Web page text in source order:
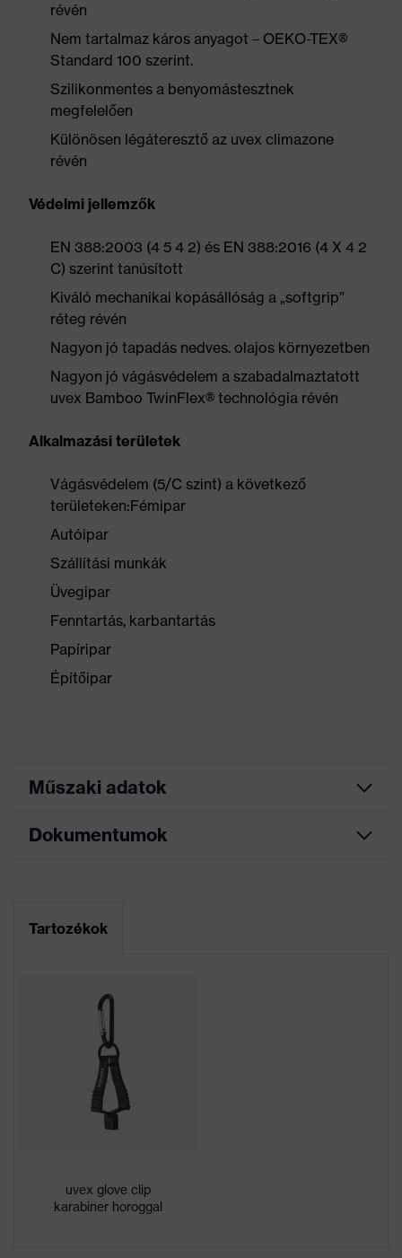
révén
Nem tartalmaz káros anyagot – OEKO-TEX®
Standard 100 szerint.
Szilikonmentes a benyomástesztnek
megfelelően
Különösen légáteresztő az uvex climazone
révén
Védelmi jellemzők
EN 388:2003 (4 5 4 2) és EN 388:2016 (4 X 4 2
C) szerint tanúsított
Kiváló mechanikai kopásállóság a „softgrip”
réteg révén
Nagyon jó tapadás nedves. olajos környezetben
Nagyon jó vágásvédelem a szabadalmaztatott
uvex Bamboo TwinFlex® technológia révén
Alkalmazási területek
Vágásvédelem (5/C szint) a következő
területeken:Fémipar
Autóipar
Szállítási munkák
Üvegipar
Fenntartás, karbantartás
Papíripar
Építőipar
Műszaki adatok
Marketingszín
Jelölés termékcsalád
Munkakörnyezetekhez
Dokumentumok
Tartozékok
uvex glove clip
karabiner horoggal